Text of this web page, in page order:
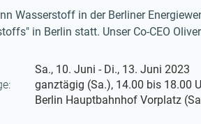
Wasserstoff in der Berliner
in Berlin statt. Unser Co-CEO
Wasserstoffhauptstadt.
Sa., 10. Juni - Di., 13. Juni 2023
ganztägig (Sa.), 14.00 bis 18.00
Berlin Hauptbahnhof Vorplatz